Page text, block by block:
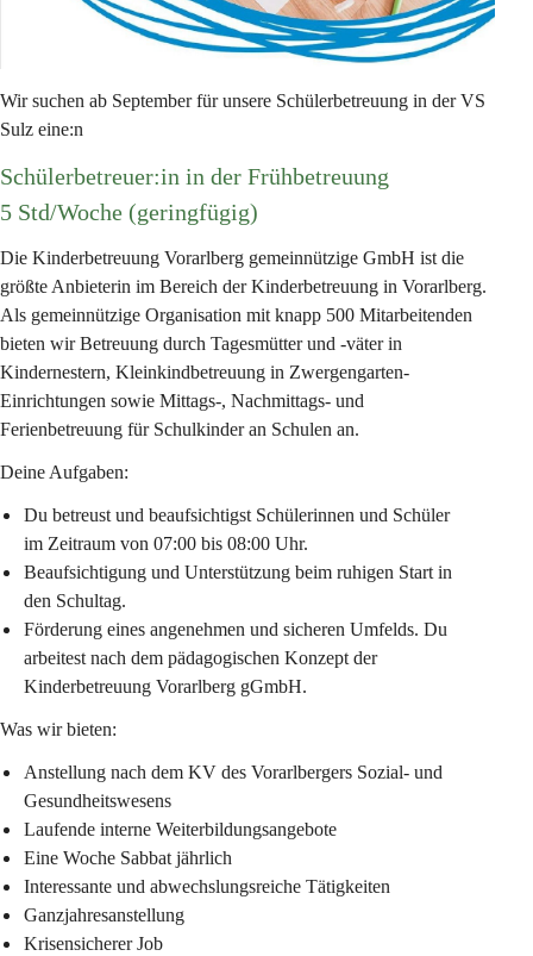
Wir suchen ab September für unsere Schülerbetreuung in der VS
Sulz eine:n
Schülerbetreuer:in in der Frühbetreuung
5 Std/Woche (geringfügig)
Die Kinderbetreuung Vorarlberg gemeinnützige GmbH ist die
größte Anbieterin im Bereich der Kinderbetreuung in Vorarlberg.
Als gemeinnützige Organisation mit knapp 500 Mitarbeitenden
bieten wir Betreuung durch Tagesmütter und -väter in
Kindernestern, Kleinkindbetreuung in Zwergengarten-
Einrichtungen sowie Mittags-, Nachmittags- und
Ferienbetreuung für Schulkinder an Schulen an.
Deine Aufgaben:
Du betreust und beaufsichtigst Schülerinnen und Schüler
im Zeitraum von 07:00 bis 08:00 Uhr.
Beaufsichtigung und Unterstützung beim ruhigen Start in
den Schultag.
Förderung eines angenehmen und sicheren Umfelds. Du
arbeitest nach dem pädagogischen Konzept der
Kinderbetreuung Vorarlberg gGmbH.
Was wir bieten:
Anstellung nach dem KV des Vorarlbergers Sozial- und
Gesundheitswesens
Laufende interne Weiterbildungsangebote
Eine Woche Sabbat jährlich
Interessante und abwechslungsreiche Tätigkeiten
Ganzjahresanstellung
Krisensicherer Job